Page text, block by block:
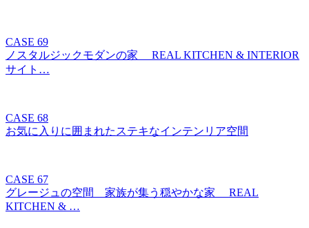
CASE 69
ノスタルジックモダンの家 REAL KITCHEN & INTERIOR
サイト…
CASE 68
お気に入りに囲まれたステキなインテンリア空間
CASE 67
グレージュの空間 家族が集う穏やかな家 REAL
KITCHEN & …